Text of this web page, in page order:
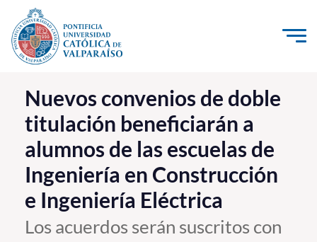
Click acá para ir directamente al contenido
La Universidad
Investigación, Creación e Innovación
PUCV Internacional
Vinculación con el Medio
Admisión
Nuevos convenios de doble
titulación beneficiarán a
alumnos de las escuelas de
Ingeniería en Construcción
e Ingeniería Eléctrica
Los acuerdos serán suscritos con